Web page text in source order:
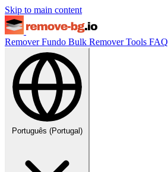
Skip to main content
Remover Fundo Bulk RemoverTools FAQ
Português (Portugal)